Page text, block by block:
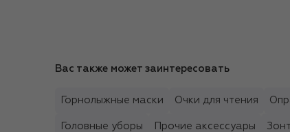
Вас также может заинтересовать
Горнолыжные маски Очки для чтения
Головные уборы Прочие аксессуары